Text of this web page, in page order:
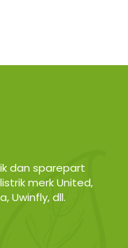
dan sparepart
merk United,
Uwinfly, dll.